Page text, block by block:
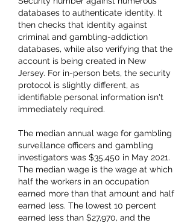
databases to authenticate identity. It
then checks that identity against
criminal and gambling-addiction
databases, while also verifying that the
account is being created in New
Jersey. For in-person bets, the security
protocol is slightly different, as
identifiable personal information isn't
immediately required.
The median annual wage for gambling
surveillance officers and gambling
investigators was $35,450 in May 2021.
The median wage is the wage at which
half the workers in an occupation
earned more than that amount and half
earned less. The lowest 10 percent
earned less than $27,970, and the